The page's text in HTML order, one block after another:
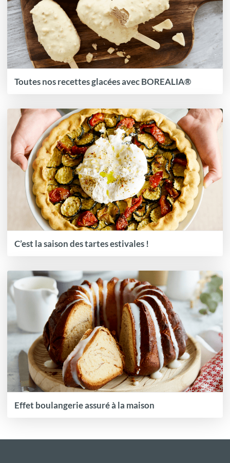
Toutes nos recettes glacées avec BOREALIA®
C’est la saison des tartes estivales !
Effet boulangerie assuré à la maison